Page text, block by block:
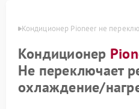
Кондиционер Pioneer не
Кондиционер
Не переключает
охлаждение/